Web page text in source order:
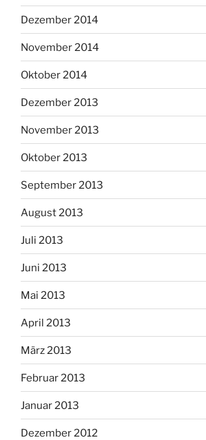
Dezember 2014
November 2014
Oktober 2014
Dezember 2013
November 2013
Oktober 2013
September 2013
August 2013
Juli 2013
Juni 2013
Mai 2013
April 2013
März 2013
Februar 2013
Januar 2013
Dezember 2012